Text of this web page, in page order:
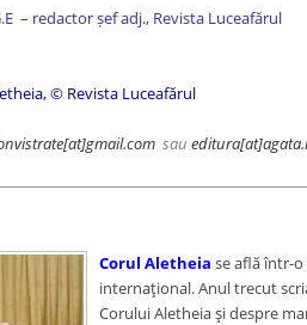
– redactor șef adj., Revista Luceafărul
© Revista Luceafărul
[at]gmail.comsau
Corul Aletheia se află într-
internaţional. Anul trecut
Corului Aletheia şi despre